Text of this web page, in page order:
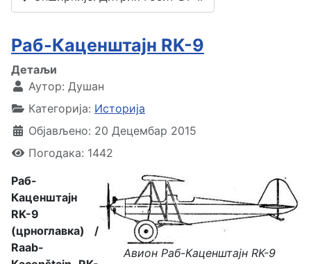
Раб-Каценштајн RK-9
Детаљи
Аутор: Душан
Категорија: Историја
Објављено: 20 Децембар 2015
Погодака: 1442
Авион Раб-Каценштајн RK-9
Раб-
Каценштајн
RK-9
(црноглавка) /
Raab-